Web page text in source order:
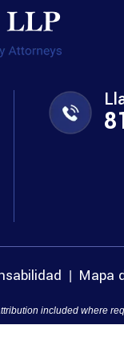
Mapa
included where